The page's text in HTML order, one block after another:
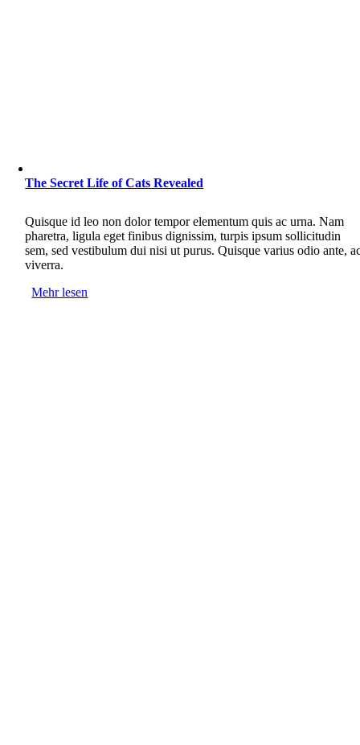
The Secret Life of Cats Revealed
Quisque id leo non dolor tempor elementum quis ac urna. Nam
pharetra, ligula eget finibus dignissim, turpis ipsum sollicitudin
sem, sed vestibulum dui nisi ut purus. Quisque varius odio ante,
viverra.
Mehr lesen